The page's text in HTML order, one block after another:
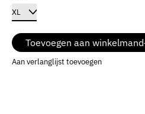
Toevoegen aan winkelmand
Aan verlanglijst toevoegen